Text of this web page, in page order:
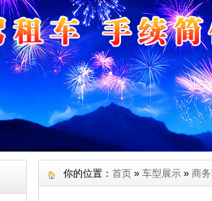
你的位置： 首页 » 车型展示 » 商